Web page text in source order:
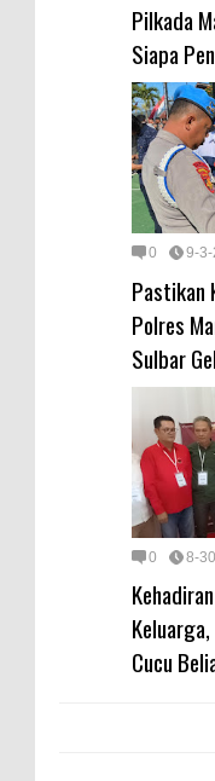
Pilkada
Siapa
0 9-
Pastikan
Polres
Sulbar
0 8-
Cucu